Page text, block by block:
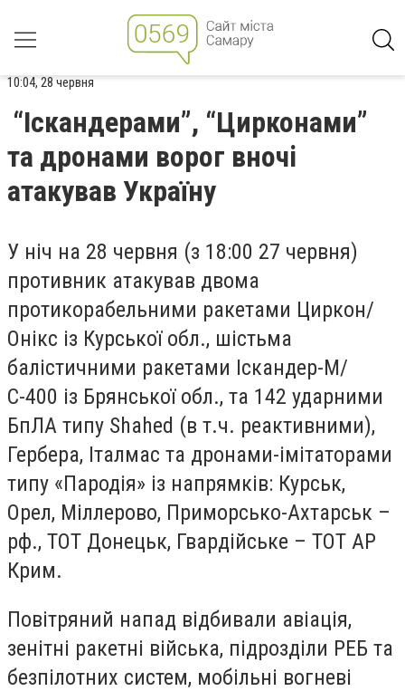
10:04, 28 червня
“Іскандерами”, “Цирконами”
та дронами ворог вночі
атакував Україну
У ніч на 28 червня (з 18:00 27 червня)
противник атакував двома
протикорабельними ракетами Циркон/
Онікс із Курської обл., шістьма
балістичними ракетами Іскандер-М/
С-400 із Брянської обл., та 142 ударними
БпЛА типу Shahed (в т.ч. реактивними),
Гербера, Італмас та дронами-імітаторами
типу «Пародія» із напрямків: Курськ,
Орел, Міллерово, Приморсько-Ахтарськ –
рф., ТОТ Донецьк, Гвардійське – ТОТ АР
Крим.
Повітряний напад відбивали авіація,
зенітні ракетні війська, підрозділи РЕБ та
безпілотних систем, мобільні вогневі